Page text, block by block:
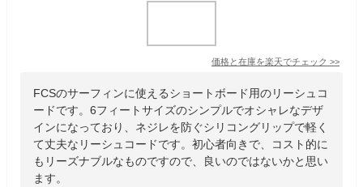
価格と在庫を楽天でチェック >>
FCSのサーフィンに使えるショートボード用のリーシュコ
ードです。6フィートサイズのシンプルでオシャレなデザ
インになっており、ネジレを防ぐシリコングリップで軽く
て丈夫なリーシュコードです。初心者向きで、コスト的に
もリーズナブルなものですので、良いのではないかと思い
ます。